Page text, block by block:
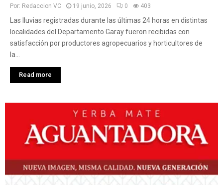
Por: Redaccion VC 19 junio, 2026 0 403
Las lluvias registradas durante las últimas 24 horas en distintas
localidades del Departamento Garay fueron recibidas con
satisfacción por productores agropecuarios y horticultores de
la...
Read more